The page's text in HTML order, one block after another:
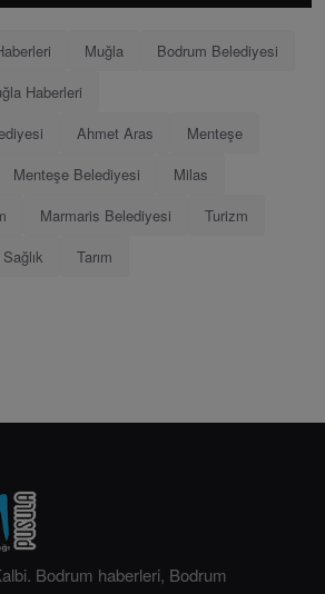
Muğla
Bodrum Belediyesi
Haberleri
Ahmet Aras
Menteşe
Menteşe Belediyesi
Milas
Marmaris Belediyesi
Turizm
Sağlık Tarım
Bodrum haberleri, Bodrum